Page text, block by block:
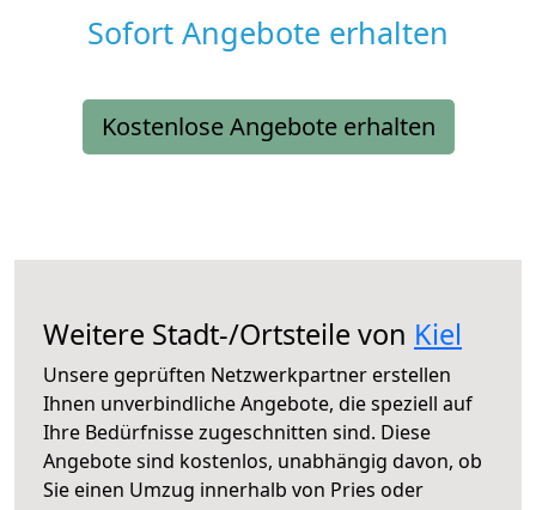
Sofort Angebote erhalten
Kostenlose Angebote erhalten
Weitere Stadt-/Ortsteile von Kiel
Unsere geprüften Netzwerkpartner erstellen
Ihnen unverbindliche Angebote, die speziell auf
Ihre Bedürfnisse zugeschnitten sind. Diese
Angebote sind kostenlos, unabhängig davon, ob
Sie einen Umzug innerhalb von Pries oder